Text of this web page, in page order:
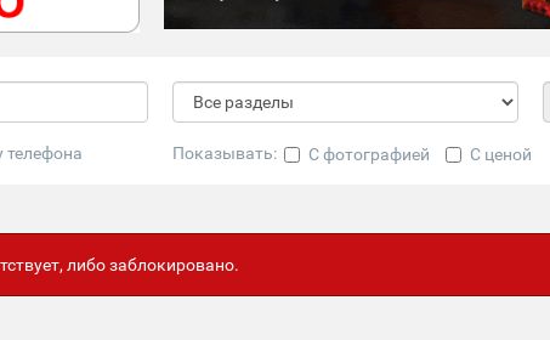
телефона Показывать: С фотографией С ценой
либо заблокировано.